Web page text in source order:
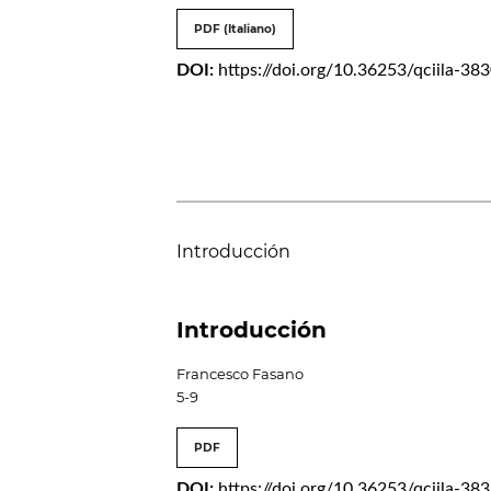
PDF (Italiano)
DOI: https://doi.org/10.36253/qciila-
Introducción
Introducción
Francesco Fasano
5-9
PDF